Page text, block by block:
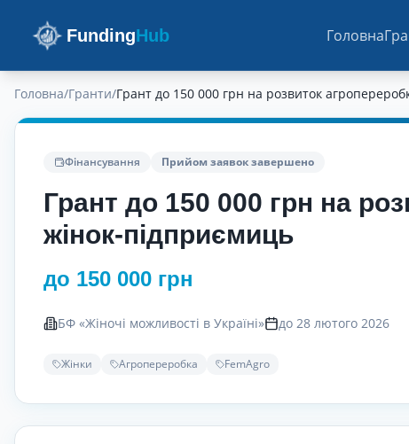
FundingHub Головна
Головна/Гранти/Грант до 150 000 грн на розвиток
Фінансування Прийом заявок завершено
Грант до 150 000 грн на
жінок-підприємиць
до 150 000 грн
БФ «Жіночі можливості в Україні» до 28 лютого 2026
Жінки Агропереробка FemAgro